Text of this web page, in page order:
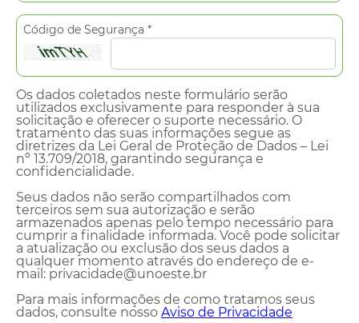
Código de Segurança *
Os dados coletados neste formulário serão
utilizados exclusivamente para responder à sua
solicitação e oferecer o suporte necessário. O
tratamento das suas informações segue as
diretrizes da Lei Geral de Proteção de Dados – Lei
nº 13.709/2018, garantindo segurança e
confidencialidade.
Seus dados não serão compartilhados com
terceiros sem sua autorização e serão
armazenados apenas pelo tempo necessário para
cumprir a finalidade informada. Você pode solicitar
a atualização ou exclusão dos seus dados a
qualquer momento através do endereço de e-
mail: privacidade@unoeste.br
Para mais informações de como tratamos seus
dados, consulte nosso Aviso de Privacidade